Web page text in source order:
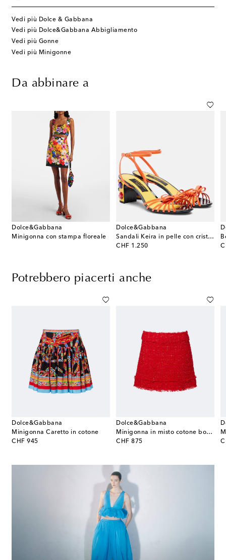
Vedi più Dolce & Gabbana
Vedi più Dolce&Gabbana Abbigliamento
Vedi più Gonne
Vedi più Minigonne
Da abbinare a
Dolce&Gabbana
Minigonna con stampa floreale
Dolce&Gabbana
Sandali Keira in pelle con cristalli
CHF 1.250
original price
Potrebbero piacerti anche
Dolce&Gabbana
Minigonna Caretto in cotone
CHF 945
original price
Dolce&Gabbana
Minigonna in misto cotone bouclé
CHF 875
original price